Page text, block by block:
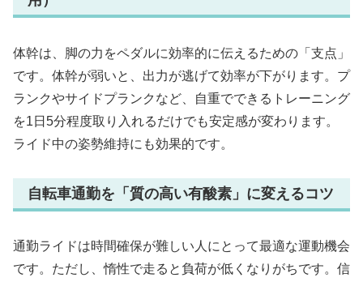
体幹は、脚の力をペダルに効率的に伝えるための「支点」
です。体幹が弱いと、出力が逃げて効率が下がります。プ
ランクやサイドプランクなど、自重でできるトレーニング
を1日5分程度取り入れるだけでも安定感が変わります。
ライド中の姿勢維持にも効果的です。
自転車通勤を「質の高い有酸素」に変えるコツ
通勤ライドは時間確保が難しい人にとって最適な運動機会
です。ただし、惰性で走ると負荷が低くなりがちです。信